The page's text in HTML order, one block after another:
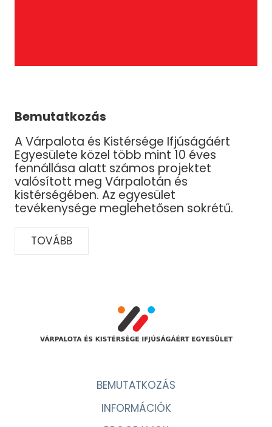
Bemutatkozás
A Várpalota és Kistérsége Ifjúságáért
Egyesülete közel több mint 10 éves
fennállása alatt számos projektet
valósított meg Várpalotán és
kistérségében. Az egyesület
tevékenysége meglehetősen sokrétű.
TOVÁBB
BEMUTATKOZÁS
INFORMÁCIÓK